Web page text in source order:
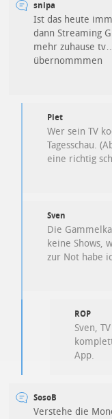
snipa
Ist das heute
dann Streaming
mehr zuhause
übernommmen
Piet
Wer sein TV
Tagesschau.
eine richtig
Sven
Die
keine Shows,
zur Not habe
ROP
Sven,
App.
SosoB
Verstehe die